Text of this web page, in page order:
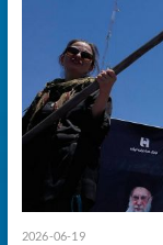
2026-06-19